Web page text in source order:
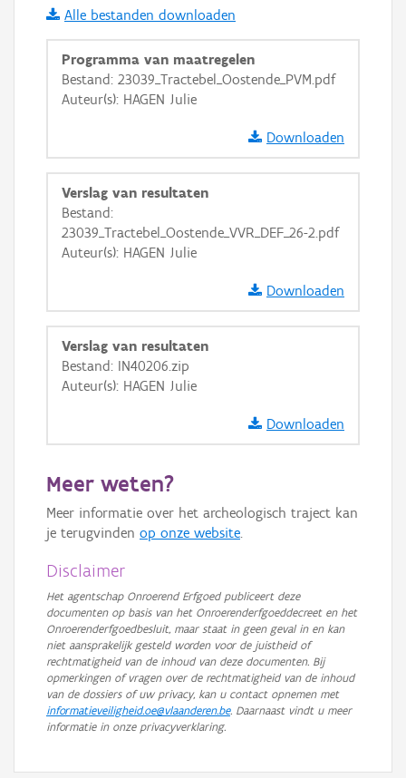
i
+ −
Basis Lagen
Ortho
GRB-Basiskaart in grijswaarden
Alle bestanden downloaden
Programma van maatregelen
Bestand: 23039_Tractebel_Oostende_PVM.pdf
Auteur(s): HAGEN Julie
Downloaden
Verslag van resultaten
Bestand:
23039_Tractebel_Oostende_VVR_DEF_26-2.pdf
Auteur(s): HAGEN Julie
Downloaden
Verslag van resultaten
Bestand: IN40206.zip
Auteur(s): HAGEN Julie
Downloaden
Meer weten?
Meer informatie over het archeologisch traject kan
je terugvinden op onze website.
Disclaimer
Het agentschap Onroerend Erfgoed publiceert deze
documenten op basis van het Onroerenderfgoeddecreet en het
Onroerenderfgoedbesluit, maar staat in geen geval in en kan
niet aansprakelijk gesteld worden voor de juistheid of
rechtmatigheid van de inhoud van deze documenten. Bij
opmerkingen of vragen over de rechtmatigheid van de inhoud
van de dossiers of uw privacy, kan u contact opnemen met
informatieveiligheid.oe@vlaanderen.be. Daarnaast vindt u meer
informatie in onze privacyverklaring.